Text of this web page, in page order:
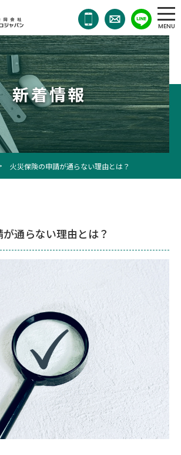
011-
768-
7911
OPEN
10:00
／
CLOSE
18:00
新着情報
火災保険の申請が通らない理由とは？
通らない理由とは？